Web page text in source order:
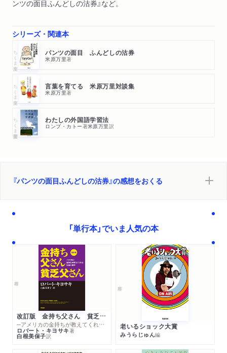
ンツの面目ふんどしの沽券』など。
シリーズ・関連本
ちくま文庫 パンツの面目 ふんどしの沽券
米原万里著
ちくま文庫 言葉を育てる 米原万里対談集
米原万里著
ちくま学芸文庫 わたしの外国語学習法
ロンブ・カトー著米原万里訳
『パンツの面目ふんどしの沽券』の感想をおくる
「単行本」でいま人気の本
改訂版 金持ち父さん 貧乏父さん
─アメリカの金持ちが教えてくれるお金の哲学
ロバート・キヨサキ著
白根美保子訳
老いるショック大賞
みうらじゅん編